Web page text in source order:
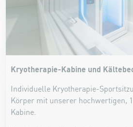
Kryotherapie-Kabine und
Individuelle Kryotherapie-
Körper mit unserer hochwertigen,
Kabine.